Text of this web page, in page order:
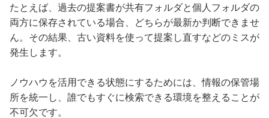
たとえば、過去の提案書が共有フォルダと個人フォルダの
両方に保存されている場合、どちらが最新か判断できませ
ん。その結果、古い資料を使って提案し直すなどのミスが
発生します。
ノウハウを活用できる状態にするためには、情報の保管場
所を統一し、誰でもすぐに検索できる環境を整えることが
不可欠です。